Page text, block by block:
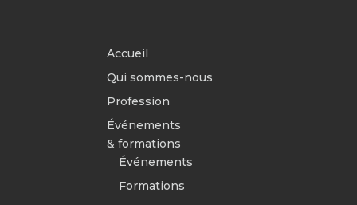
Accueil
Qui sommes-nous
Profession
Événements
& formations
Événements
Formations